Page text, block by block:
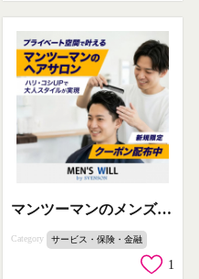
マンツーマンのメンズヘアサロン
Category サービス・保険・金融
1